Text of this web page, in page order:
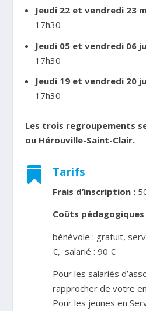
Jeudi 22 et vendredi 23
17h30
Jeudi 05 et vendredi 06
17h30
Jeudi 19 et vendredi 20
17h30
Les trois regroupements
ou Hérouville-Saint-Clair.
 Tarifs
Frais d’inscription :
Coûts pédagogiques
bénévole : gratuit,
€, salarié : 90 €
Pour les salariés
rapprocher de votre
Pour les jeunes en